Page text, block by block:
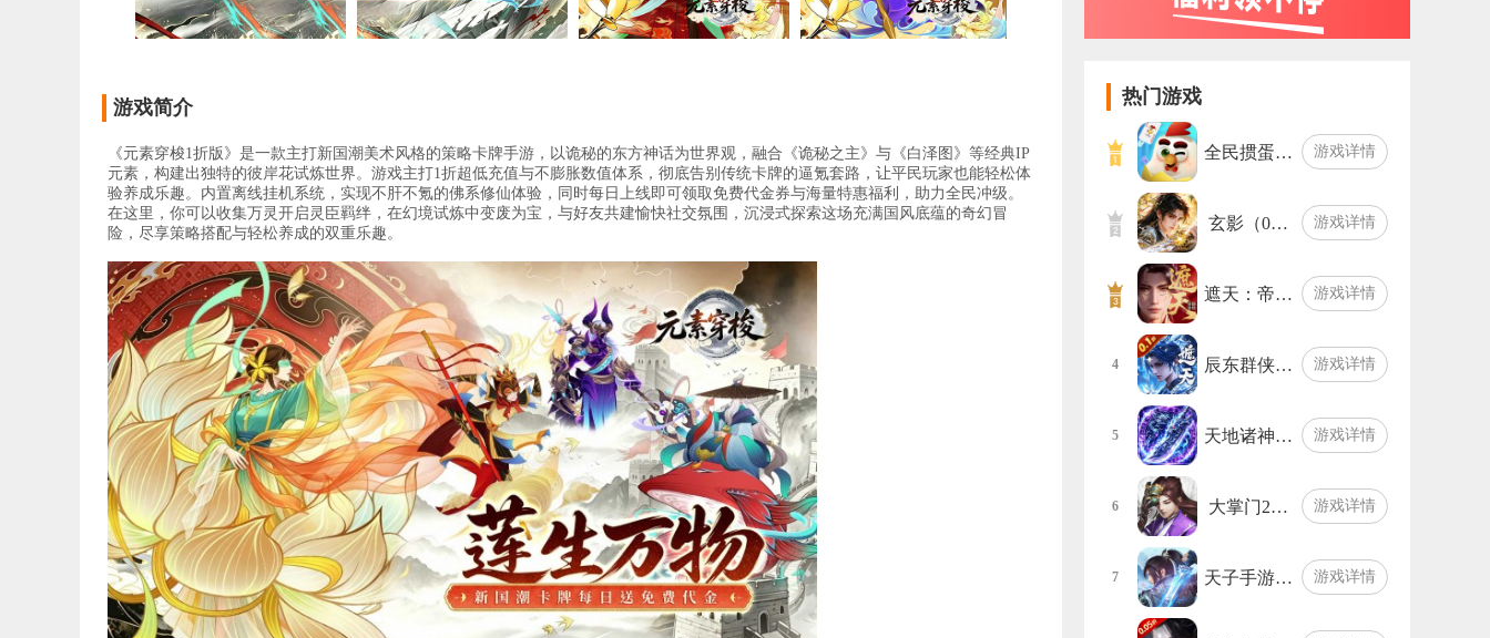
游戏简介
《元素穿梭1折版》是一款主打新国潮美术风格的策略卡牌手游，以诡秘的东方神话为世界观，融合《诡秘之主》与《白泽图》等经典IP
元素，构建出独特的彼岸花试炼世界。游戏主打1折超低充值与不膨胀数值体系，彻底告别传统卡牌的逼氪套路，让平民玩家也能轻松体
验养成乐趣。内置离线挂机系统，实现不肝不氪的佛系修仙体验，同时每日上线即可领取免费代金券与海量特惠福利，助力全民冲级。
在这里，你可以收集万灵开启灵臣羁绊，在幻境试炼中变废为宝，与好友共建愉快社交氛围，沉浸式探索这场充满国风底蕴的奇幻冒
险，尽享策略搭配与轻松养成的双重乐趣。
热门游戏
全民掼蛋… 游戏详情
玄影（0… 游戏详情
遮天：帝… 游戏详情
4 辰东群侠… 游戏详情
5 天地诸神… 游戏详情
6 大掌门2… 游戏详情
7 天子手游… 游戏详情